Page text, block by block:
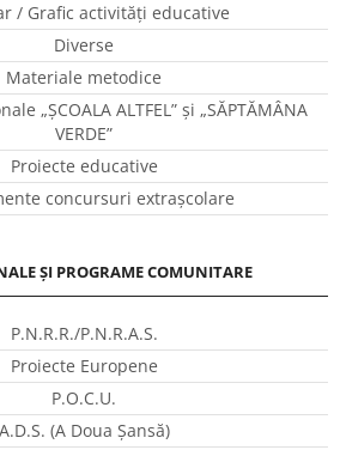
/ Grafic activităţi educative
Diverse
Materiale metodice
„ŞCOALA ALTFEL” și „SĂPTĂMÂNA
VERDE”
Proiecte educative
concursuri extraşcolare
ȘI PROGRAME COMUNITARE
P.N.R.R./P.N.R.A.S.
Proiecte Europene
P.O.C.U.
A.D.S. (A Doua Șansă)